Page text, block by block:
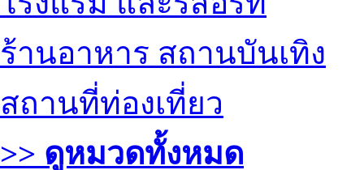
ร้านอาหาร สถานบันเทิง
สถานที่ท่องเที่ยว
>> ดูหมวดทั้งหมด